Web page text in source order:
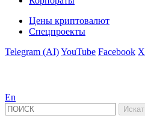
Цены криптовалют
Спецпроекты
Telegram (AI)YouTube Facebook X
En